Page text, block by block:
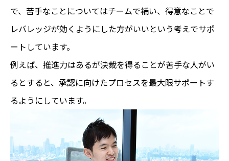
で、苦手なことについてはチームで補い、得意なことで
レバレッジが効くようにした方がいいという考えでサポ
ートしています。
例えば、推進力はあるが決裁を得ることが苦手な人がい
るとすると、承認に向けたプロセスを最大限サポートす
るようにしています。